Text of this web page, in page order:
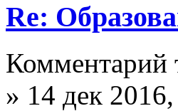
Re:
Комментарий
» 14 дек